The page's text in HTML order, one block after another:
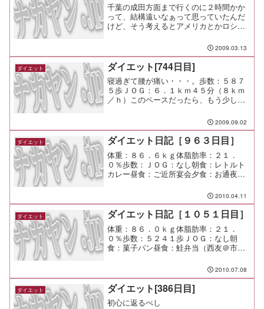
千葉の成田方面まで行くのに２時間かか
って、結構遠いなぁって思っていたんだ
けど、そう考えるとアメリカとかロシア
2009.03.13
ダイエット ダイエット[744日目]
寝過ぎて腰が痛い・・・。歩数：５８７
５歩ＪＯＧ：６．１ｋｍ４５分（８ｋｍ
／ｈ）このペースだったら、もう少し走
2009.09.02
ダイエット ダイエット日記［９６３日目］
体重：８６．６ｋｇ体脂肪率：２１．
０％歩数：ＪＯＧ：なし朝食：レトルト
カレー昼食：ご近所宴会夕食：お通夜、
になった方のお通夜。 思い出すことが
一杯過ぎて、ずーっと写真から目が離せ
なかった。 ご冥福を心から...
2010.04.11
ダイエット ダイエット日記［１０５１日目］
体重：８６．０ｋｇ体脂肪率：２１．
０％歩数：５２４１歩ＪＯＧ：なし朝
食：菓子パン昼食：鮭弁当（西友＠市が
モ：今日は真夏みたいだったね。 来客
も大変そうだった。 今度からクールビ
ズです！って言っておこう。
2010.07.08
ダイエット ダイエット[386日目]
初心に返るべし